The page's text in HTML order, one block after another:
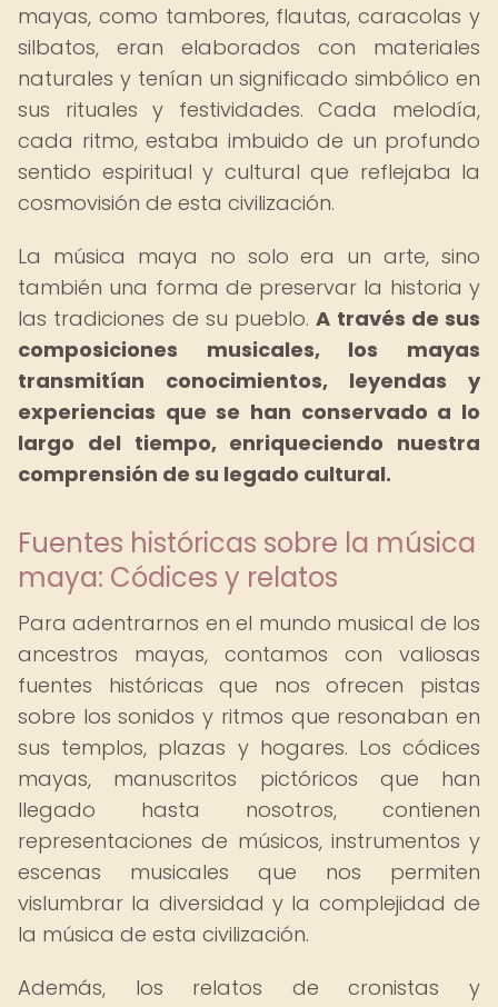
mayas, como tambores, flautas, caracolas y
silbatos, eran elaborados con materiales
naturales y tenían un significado simbólico en
sus rituales y festividades. Cada melodía,
cada ritmo, estaba imbuido de un profundo
sentido espiritual y cultural que reflejaba la
cosmovisión de esta civilización.
La música maya no solo era un arte, sino
también una forma de preservar la historia y
las tradiciones de su pueblo.A través de sus
composiciones musicales, los mayas
transmitían conocimientos, leyendas y
experiencias que se han conservado a lo
largo del tiempo, enriqueciendo nuestra
comprensión de su legado cultural.
Fuentes históricas sobre la música
maya: Códices y relatos
Para adentrarnos en el mundo musical de los
ancestros mayas, contamos con valiosas
fuentes históricas que nos ofrecen pistas
sobre los sonidos y ritmos que resonaban en
sus templos, plazas y hogares. Los códices
mayas, manuscritos pictóricos que han
llegado hasta nosotros, contienen
representaciones de músicos, instrumentos y
escenas musicales que nos permiten
vislumbrar la diversidad y la complejidad de
la música de esta civilización.
Además, los relatos de cronistas y